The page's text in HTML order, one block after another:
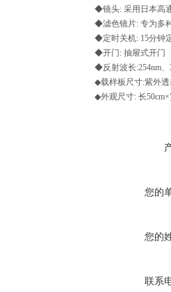
◆镜头: 采用日本高
◆滤色镜片: 专为多
◆定时关机: 15分钟
◆开门: 抽屉式开门
◆反射波长:254nm、
◆载样板尺寸:紫外透
◆外观尺寸: 长50cm×
您的
您的
联系